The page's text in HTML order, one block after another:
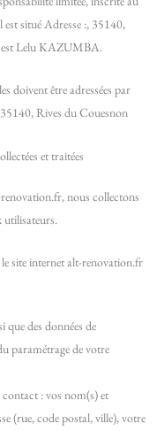
situé Adresse :, 35140,
est Lelu KAZUMBA.
doivent être adressées par
Rives du Couesnon
et traitées
nous collectons
utilisateurs.
le site internet alt-renovation.fr
des données de
paramétrage de votre
contact : vos nom(s) et
(rue, code postal, ville), votre